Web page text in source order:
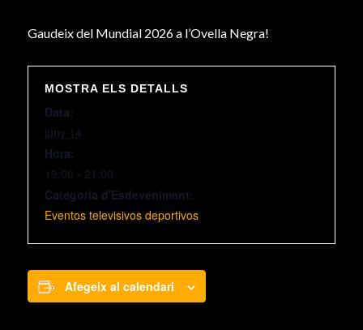
Gaudeix del Mundial 2026 a l’Ovella Negra!
MOSTRA ELS DETALLS
Data:
juny 14
Hora:
19:00 - 21:00
Categoria d'Esdeveniment:
Eventos televisivos deportivos
Afegeix al calendari